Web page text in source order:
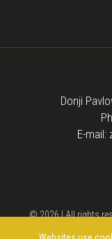
Donji
E-mail:
© 2026 | All rights